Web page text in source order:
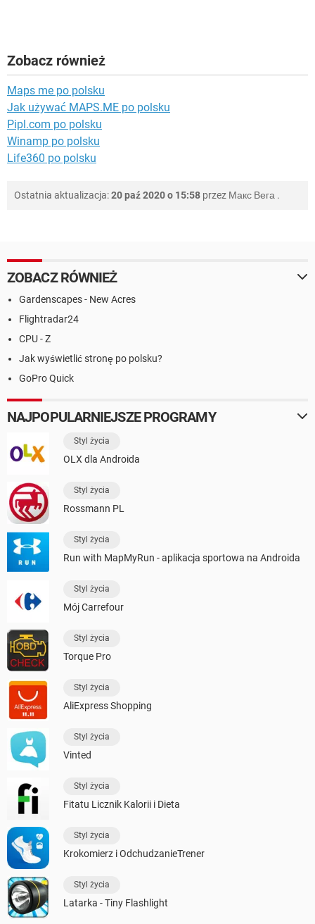
Zobacz również
Maps me po polsku
Jak używać MAPS.ME po polsku
Pipl.com po polsku
Winamp po polsku
Life360 po polsku
Ostatnia aktualizacja:20 paź 2020 o 15:58 przez Макс Вега .
ZOBACZ RÓWNIEŻ
Gardenscapes - New Acres
Flightradar24
CPU - Z
Jak wyświetlić stronę po polsku?
GoPro Quick
NAJPOPULARNIEJSZE PROGRAMY
Styl życia
OLX dla Androida
Styl życia
Rossmann PL
Styl życia
Run with MapMyRun - aplikacja sportowa na Androida
Styl życia
Mój Carrefour
Styl życia
Torque Pro
Styl życia
AliExpress Shopping
Styl życia
Vinted
Styl życia
Fitatu Licznik Kalorii i Dieta
Styl życia
Krokomierz i OdchudzanieTrener
Styl życia
Latarka - Tiny Flashlight